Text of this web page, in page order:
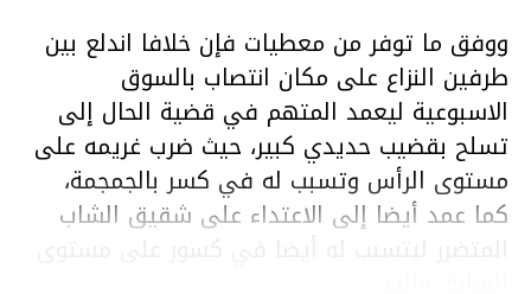
ووفق ما توفر من معطيات فإن خلافا اندلع بين
طرفين النزاع على مكان انتصاب بالسوق
الاسبوعية ليعمد المتهم في قضية الحال إلى
تسلح بقضيب حديدي كبير، حيث ضرب غريمه على
مستوى الرأس وتسبب له في كسر بالجمجمة،
كما عمد أيضا إلى الاعتداء على شقيق الشاب
المتضرر ليتسبب له أيضا في كسور على مستوى